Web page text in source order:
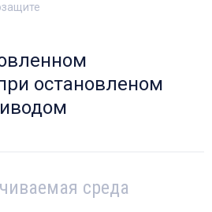
остановленом
среда